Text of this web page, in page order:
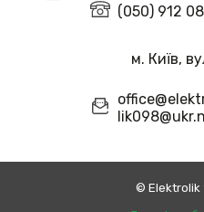
(050) 912
м. Київ,
© Еlektrolik